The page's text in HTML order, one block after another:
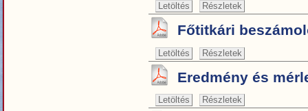
Letöltés Részletek
Főtitkári
Letöltés Részletek
Eredmény és
Letöltés Részletek